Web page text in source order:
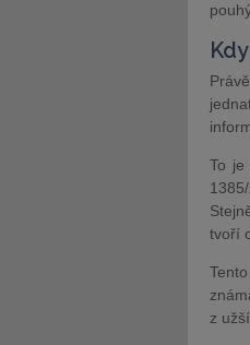
To je
tvoří
z